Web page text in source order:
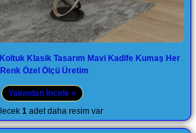
Klasik Tasarım Mavi Kadife Kumaş Her
Renk Özel Ölçü Üretim
Yakından İncele »
1 adet daha resim var